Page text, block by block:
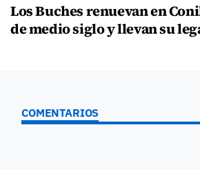
Los Buches renuevan en
de medio siglo y llevan su
COMENTARIOS